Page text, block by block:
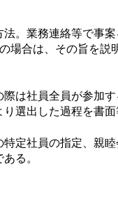
。業務連絡等で事
場合は、その旨を説
は社員全員が参加
選出した過程を書面
定社員の指定、親
る。